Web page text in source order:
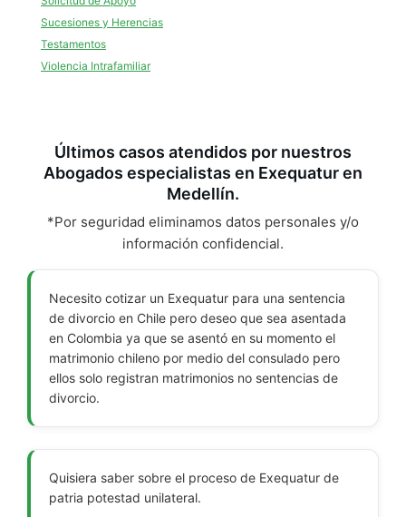
Sucesiones y Herencias
Testamentos
Violencia Intrafamiliar
Últimos casos atendidos por nuestros
Abogados especialistas en Exequatur en
Medellín.
*Por seguridad eliminamos datos personales y/o
información confidencial.
Necesito cotizar un Exequatur para una sentencia
de divorcio en Chile pero deseo que sea asentada
en Colombia ya que se asentó en su momento el
matrimonio chileno por medio del consulado pero
ellos solo registran matrimonios no sentencias de
divorcio.
Quisiera saber sobre el proceso de Exequatur de
patria potestad unilateral.